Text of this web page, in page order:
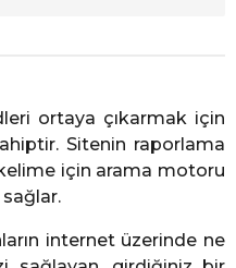
ortaya çıkarmak için
Sitenin raporlama
için arama motoru
internet üzerinde ne